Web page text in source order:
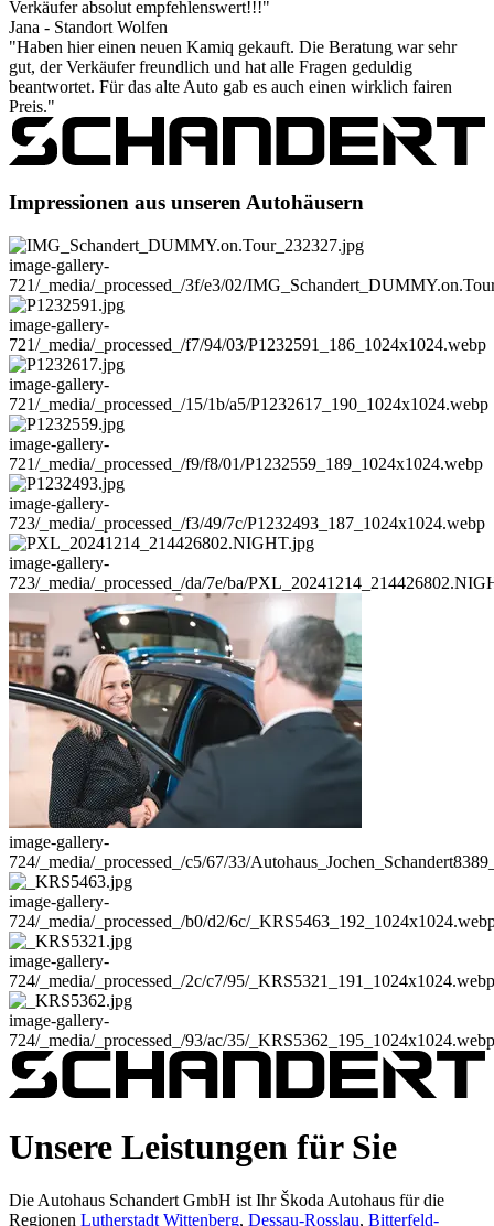
Verkäufer absolut empfehlenswert!!!"
Jana - Standort Wolfen
"Haben hier einen neuen Kamiq gekauft. Die Beratung war sehr
gut, der Verkäufer freundlich und hat alle Fragen geduldig
beantwortet. Für das alte Auto gab es auch einen wirklich fairen
Preis."
Impressionen aus unseren Autohäusern
image-gallery-
721/_media/_processed_/3f/e3/02/
image-gallery-
721/_media/_processed_/f7/94/03/P1232591_186_1024x1024.webp
image-gallery-
721/_media/_processed_/15/1b/a5/P1232617_190_1024x1024.webp
image-gallery-
721/_media/_processed_/f9/f8/01/P1232559_189_1024x1024.webp
image-gallery-
723/_media/_processed_/f3/49/7c/P1232493_187_1024x1024.webp
image-gallery-
723/_media/_processed_/da/7e/ba/
image-gallery-
724/_media/_processed_/c5/67/33/
image-gallery-
724/_media/_processed_/b0/d2/6c/
image-gallery-
724/_media/_processed_/2c/c7/95/_KRS5321_191_1024x1024.webp
image-gallery-
724/_media/_processed_/93/ac/35/_KRS5362_195_1024x1024.webp
Unsere Leistungen für Sie
Die Autohaus Schandert GmbH ist Ihr Škoda Autohaus für die
Regionen Lutherstadt Wittenberg, Dessau-Rosslau, Bitterfeld-